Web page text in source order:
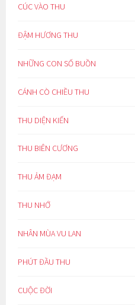
CÚC VÀO THU
ĐẬM HƯƠNG THU
NHỮNG CON SỐ BUỒN
CÁNH CÒ CHIỀU THU
THU DIỆN KIẾN
THU BIÊN CƯƠNG
THU ẢM ĐẠM
THU NHỚ
NHÂN MÙA VU LAN
PHÚT ĐẦU THU
CUỘC ĐỜI